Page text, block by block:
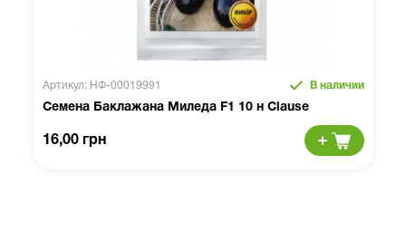
Артикул: НФ-00019991 В наличии
Семена Баклажана Миледа F1 10 н Clause
16,00 грн